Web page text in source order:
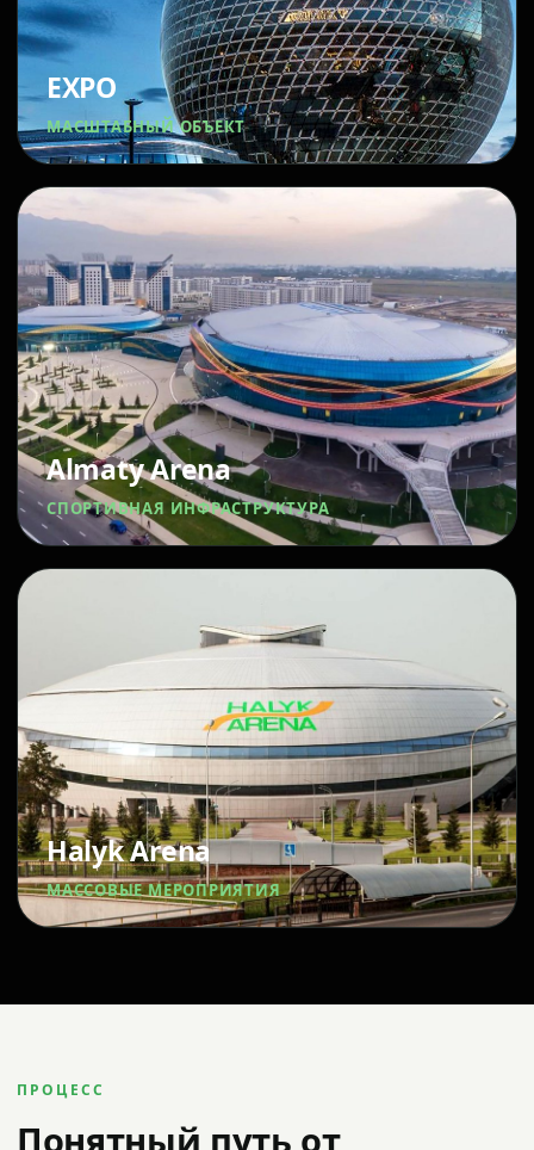
EXPO
МАСШТАБНЫЙ ОБЪЕКТ
Almaty Arena
СПОРТИВНАЯ ИНФРАСТРУКТУРА
Halyk Arena
МАССОВЫЕ МЕРОПРИЯТИЯ
ПРОЦЕСС
Понятный путь от